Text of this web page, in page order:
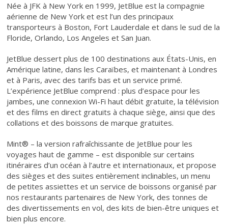
Née à JFK à New York en 1999, JetBlue est la compagnie
aérienne de New York et est l’un des principaux
transporteurs à Boston, Fort Lauderdale et dans le sud de la
Floride, Orlando, Los Angeles et San Juan.
JetBlue dessert plus de 100 destinations aux États-Unis, en
Amérique latine, dans les Caraïbes, et maintenant à Londres
et à Paris, avec des tarifs bas et un service primé.
L’expérience JetBlue comprend : plus d’espace pour les
jambes, une connexion Wi-Fi haut débit gratuite, la télévision
et des films en direct gratuits à chaque siège, ainsi que des
collations et des boissons de marque gratuites.
Mint® – la version rafraîchissante de JetBlue pour les
voyages haut de gamme – est disponible sur certains
itinéraires d’un océan à l’autre et internationaux, et propose
des sièges et des suites entièrement inclinables, un menu
de petites assiettes et un service de boissons organisé par
nos restaurants partenaires de New York, des tonnes de
des divertissements en vol, des kits de bien-être uniques et
bien plus encore.